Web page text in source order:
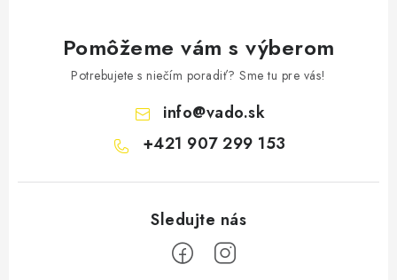
Pomôžeme vám s výberom
Potrebujete s niečím poradiť? Sme tu pre vás!
info@vado.sk
+421 907 299 153